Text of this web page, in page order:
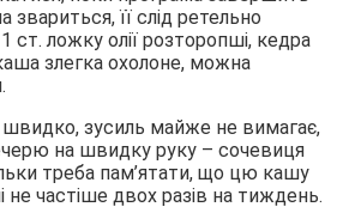
звариться, її слід ретельно
ст. ложку олії розторопші, кедра
злегка охолоне, можна
швидко, зусиль майже не вимагає,
на швидку руку – сочевиця
треба пам’ятати, що цю кашу
не частіше двох разів на тиждень.